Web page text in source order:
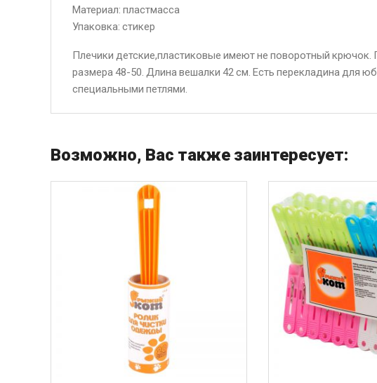
Материал: пластмасса
Упаковка: стикер
Плечики детские,пластиковые имеют не поворотный
размера 48-50. Длина вешалки 42 см. Есть перекладина для
специальными петлями.
Возможно, Вас также заинтересует: